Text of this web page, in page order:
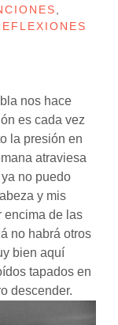
nos hace
es cada vez
la presión en
atraviesa
no puedo
y mis
encima de las
no habrá otros
bien aquí
tapados en
descender.